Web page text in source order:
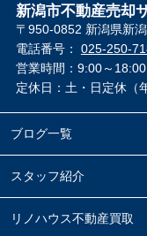
新潟市不動産売却
〒950-0852 新潟県新
電話番号： 025-250-
営業時間：9:00～18:00
定休日：土・日定休（
ブログ一覧
スタッフ紹介
リノハウス不動産買取